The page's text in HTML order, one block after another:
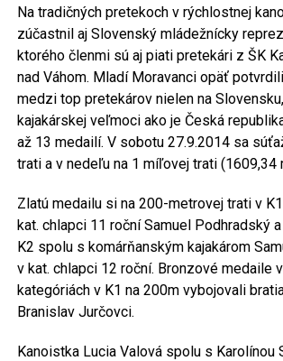
Na tradičných pretekoch v rýchlostnej
zúčastnil aj Slovenský mládežnícky
ktorého členmi sú aj piati pretekári z ŠK
nad Váhom. Mladí Moravanci opäť
medzi top pretekárov nielen na
kajakárskej veľmoci ako je Česká
až 13 medailí. V sobotu 27.9.2014 sa
trati a v nedeľu na 1 míľovej trati (1609,34
Zlatú medailu si na 200-metrovej trati v
kat. chlapci 11 roční Samuel Podhradský
K2 spolu s komárňanským kajakárom
v kat. chlapci 12 roční. Bronzové medaile
kategóriách v K1 na 200m vybojovali
Branislav Jurčovci.
Kanoistka Lucia Valová spolu s Karolínou